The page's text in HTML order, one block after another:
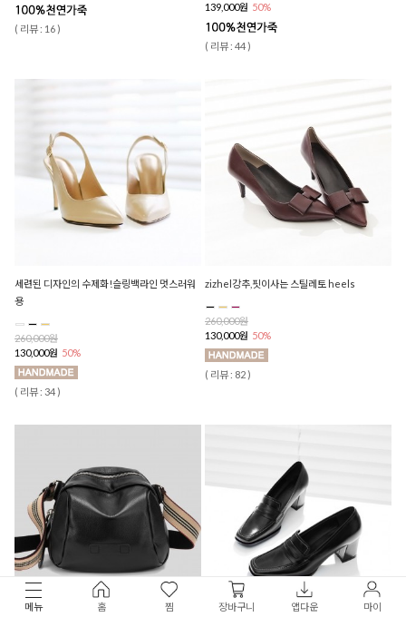
( 리뷰 : 16 )
139,000원 50%
( 리뷰 : 44 )
세련된 디자인의 수제화!슬링백라인 멋스러워
용
260,000원
130,000원 50%
( 리뷰 : 34 )
zizhel강추,핏이사는 스틸레토 heels
260,000원
130,000원 50%
( 리뷰 : 82 )
메뉴 홈 찜 장바구니 앱다운 마이